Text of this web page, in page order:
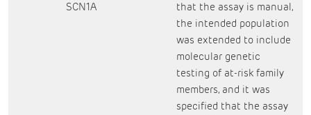
SCN1A
that the assay is manual,
the intended population
was extended to include
molecular genetic
testing of at-risk family
members, and it was
specified that the assay